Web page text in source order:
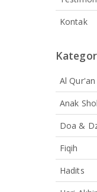
Kontak
Al Qur'an
Anak
Doa &
Fiqih
Hadits